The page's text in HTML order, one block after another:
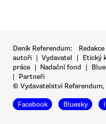
Deník Referendum: Redakce
autoři | Vydavatel | Etický
práce | Nadační fond |
|
Partneři
© Vydavatelství
Facebook Bluesky